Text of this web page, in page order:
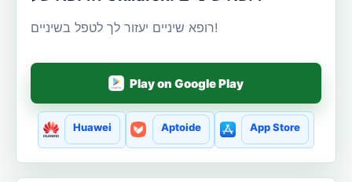
רופא שיניים יעזור לך לטפל בשיניים!
Play on Google Play
Huawei Aptoide App Store